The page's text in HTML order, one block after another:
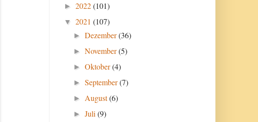
► 2022(101)
▼ 2021 (107)
►Dezember(36)
►November(5)
►Oktober(4)
►September(7)
► August(6)
►Juli(9)